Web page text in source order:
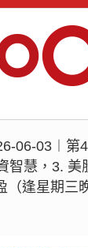
06-03︱第
智慧，3. 美
（逢星期三